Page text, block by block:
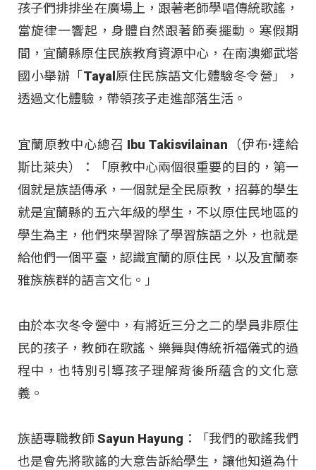
孩子們排排坐在廣場上，跟著老師學唱傳統歌謠，
當旋律一響起，身體自然跟著節奏擺動。寒假期
間，宜蘭縣原住民族教育資源中心，在南澳鄉武塔
國小舉辦「Tayal原住民族語文化體驗冬令營」，
透過文化體驗，帶領孩子走進部落生活。
宜蘭原教中心總召 Ibu Takisvilainan（伊布·達給
斯比萊央）：「原教中心兩個很重要的目的，第一
個就是族語傳承，一個就是全民原教，招募的學生
就是宜蘭縣的五六年級的學生，不以原住民地區的
學生為主，他們來學習除了學習族語之外，也就是
給他們一個平臺，認識宜蘭的原住民，以及宜蘭泰
雅族族群的語言文化。」
由於本次冬令營中，有將近三分之二的學員非原住
民的孩子，教師在歌謠、樂舞與傳統祈福儀式的過
程中，也特別引導孩子理解背後所蘊含的文化意
義。
族語專職教師 Sayun Hayung：「我們的歌謠我們
也是會先將歌謠的大意告訴給學生，讓他知道為什